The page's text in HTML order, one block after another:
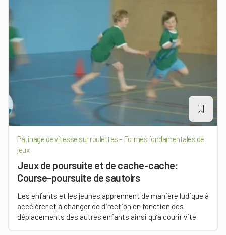
Patinage de vitesse sur roulettes – Formes fondamentales de
jeux
Jeux de poursuite et de cache-cache:
Course-poursuite de sautoirs
Les enfants et les jeunes apprennent de manière ludique à
accélérer et à changer de direction en fonction des
déplacements des autres enfants ainsi qu’à courir vite.